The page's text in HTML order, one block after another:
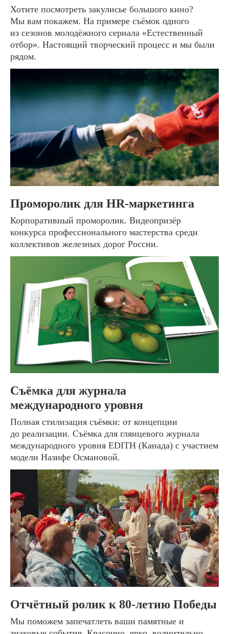
Хотите посмотреть закулисье большого кино?
Мы вам покажем. На примере съёмок одного
из сезонов молодёжного сериала «Естественный
отбор». Настоящий творческий процесс и мы были
рядом.
Проморолик для HR-маркетинга
Корпоративный проморолик. Видеопризёр
конкурса профессионального мастерства среди
коллективов железных дорог России.
Съёмка для журнала
международного уровня
Полная стилизация съёмки: от концепции
до реализации. Съёмка для глянцевого журнала
международного уровня EDITH (Канада) с участием
модели Назифе Османовой.
Отчётный ролик к 80-летию Победы
Мы поможем запечатлеть ваши памятные и
[отправьте заявку или задайте вопрос]
#1
Имя
Ваш комментарий или вопрос
ОТПРАВИТЬ ЗАЯВКУ
Нажимая на кнопку под формой, вы даетесогласие
на обработку персональных данных. Подробнее об
обработке данных в
Политике
Кинопроизводство
Интервью и подкасты
Прямые трансляции
[видеопродакшн]
[графический дизайн]
Айдентика и логотипы
Каталоги и книги
Дизайн мерча
Постеры и афиши
Оформление соцсетей
Наружная реклама